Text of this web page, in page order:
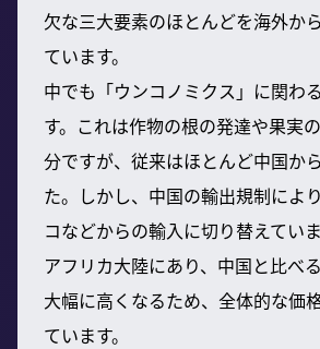
欠な三大要素のほとんどを海外か
ています。
中でも「ウンコノミクス」に関わ
す。これは作物の根の発達や果実
分ですが、従来はほとんど中国か
た。しかし、中国の輸出規制によ
コなどからの輸入に切り替えてい
アフリカ大陸にあり、中国と比べ
大幅に高くなるため、全体的な価
ています。